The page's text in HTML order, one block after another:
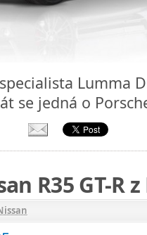
Lumma
se jedná o
R35 GT-R